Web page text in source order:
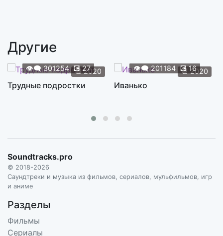
The Rockford Files
S1E01. MORCHEEBA
S1E01. STING
Little Star
S1E01. THE ELEGANTS
Chica Bonita (Levante Las Manos)
S1E02. ARTIE THE-1-MAN PARTY
Другие
📆 2020
👁️‍🗨️301254 💽27
Трудные подростки
📆 2020
👁️‍🗨️201184 💽16
Иванько
Soundtracks.pro
© 2018-2026
Саундтреки и музыка из фильмов, сериалов, мульфильмов, игр
и аниме
Разделы
Фильмы
Сериалы